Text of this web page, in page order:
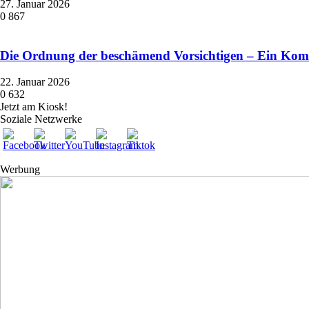
27. Januar 2026
0 867
Die Ordnung der beschämend Vorsichtigen – Ein
22. Januar 2026
0 632
Jetzt am Kiosk!
Soziale Netzwerke
Werbung